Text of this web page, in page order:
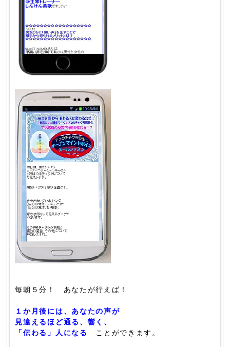
毎朝５分！ あなたが行えば！
１か月後には、あなたの声が
見違えるほど通る、響く、
「伝わる」人になる
ことができます。